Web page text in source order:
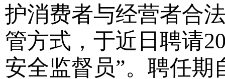
护消费者与经营者合
管方式，于近日聘请
安全监督员”。聘任期